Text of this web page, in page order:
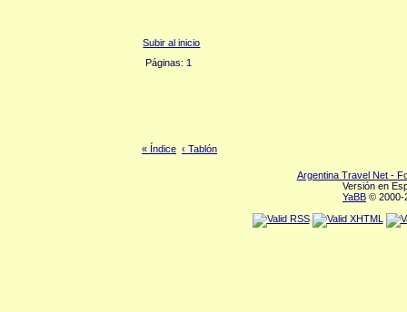
Subir al inicio
Páginas: 1
« Índice ‹ Tablón
Argentina Travel Net -
Versión en
YaBB © 2000-